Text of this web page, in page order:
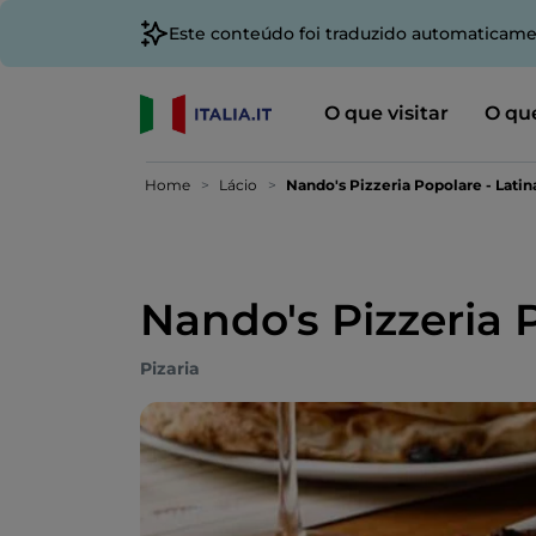
Este conteúdo foi traduzido
O que visitar O
Home Lácio Nando's Pizzeria Popolare -
Nando's Pizzeria
Pizaria